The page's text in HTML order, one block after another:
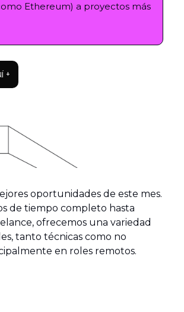
Ethereum) a proyectos más
+
oportunidades de este mes.
de tiempo completo hasta
ofrecemos una variedad
tanto técnicas como no
en roles remotos.